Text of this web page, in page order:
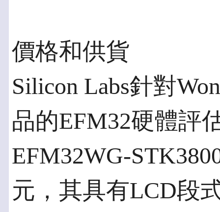
價格和供貨
Silicon Labs針對
品的EFM32硬體評
EFM32WG-
元，其具有LCD段